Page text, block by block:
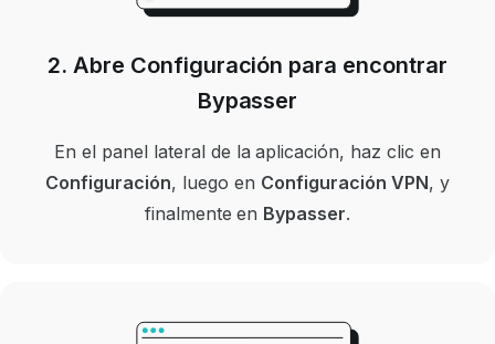
2. Abre Configuración para encontrar
Bypasser
En el panel lateral de la aplicación, haz clic en
Configuración, luego en Configuración VPN, y
finalmente en Bypasser.